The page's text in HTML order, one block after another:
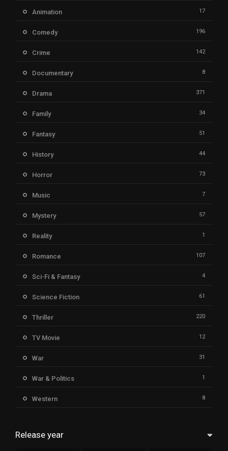
Animation 17
Comedy 196
Crime 142
Documentary 8
Drama 371
Family 34
Fantasy 51
History 44
Horror 73
Music 7
Mystery 57
Reality 1
Romance 107
Sci-Fi & Fantasy 4
Science Fiction 61
Thriller 220
TV Movie 12
War 31
War & Politics 1
Western 8
Release year